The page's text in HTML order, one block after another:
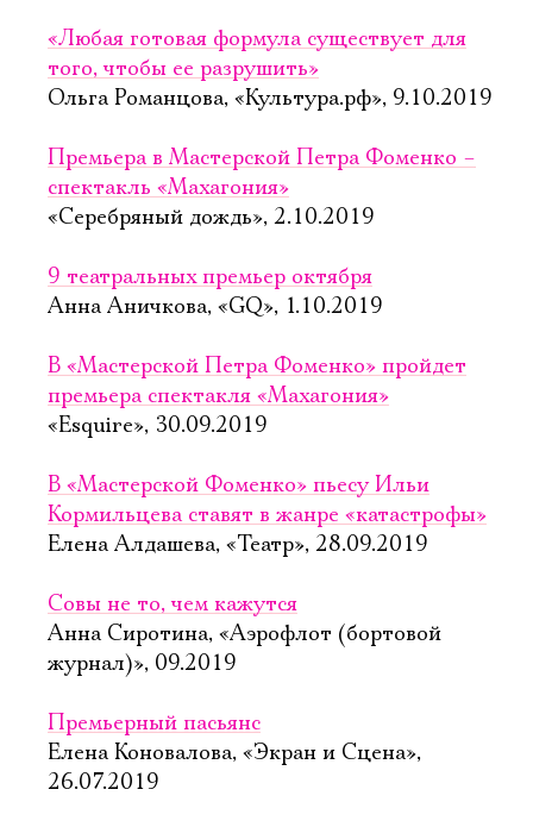
«Любая готовая формула существует для
того, чтобы ее разрушить»
Ольга Романцова, «Культура.рф», 9.10.2019
Премьера в Мастерской Петра Фоменко –
спектакль «Махагония»
«Серебряный дождь», 2.10.2019
9 театральных премьер октября
Анна Аничкова, «GQ», 1.10.2019
В «Мастерской Петра Фоменко» пройдет
премьера спектакля «Махагония»
«Esquire», 30.09.2019
В «Мастерской Фоменко» пьесу Ильи
Кормильцева ставят в жанре «катастрофы»
Елена Алдашева, «Театр», 28.09.2019
Совы не то, чем кажутся
Анна Сиротина, «Аэрофлот (бортовой
журнал)», 09.2019
Премьерный пасьянс
Елена Коновалова, «Экран и Сцена»,
26.07.2019